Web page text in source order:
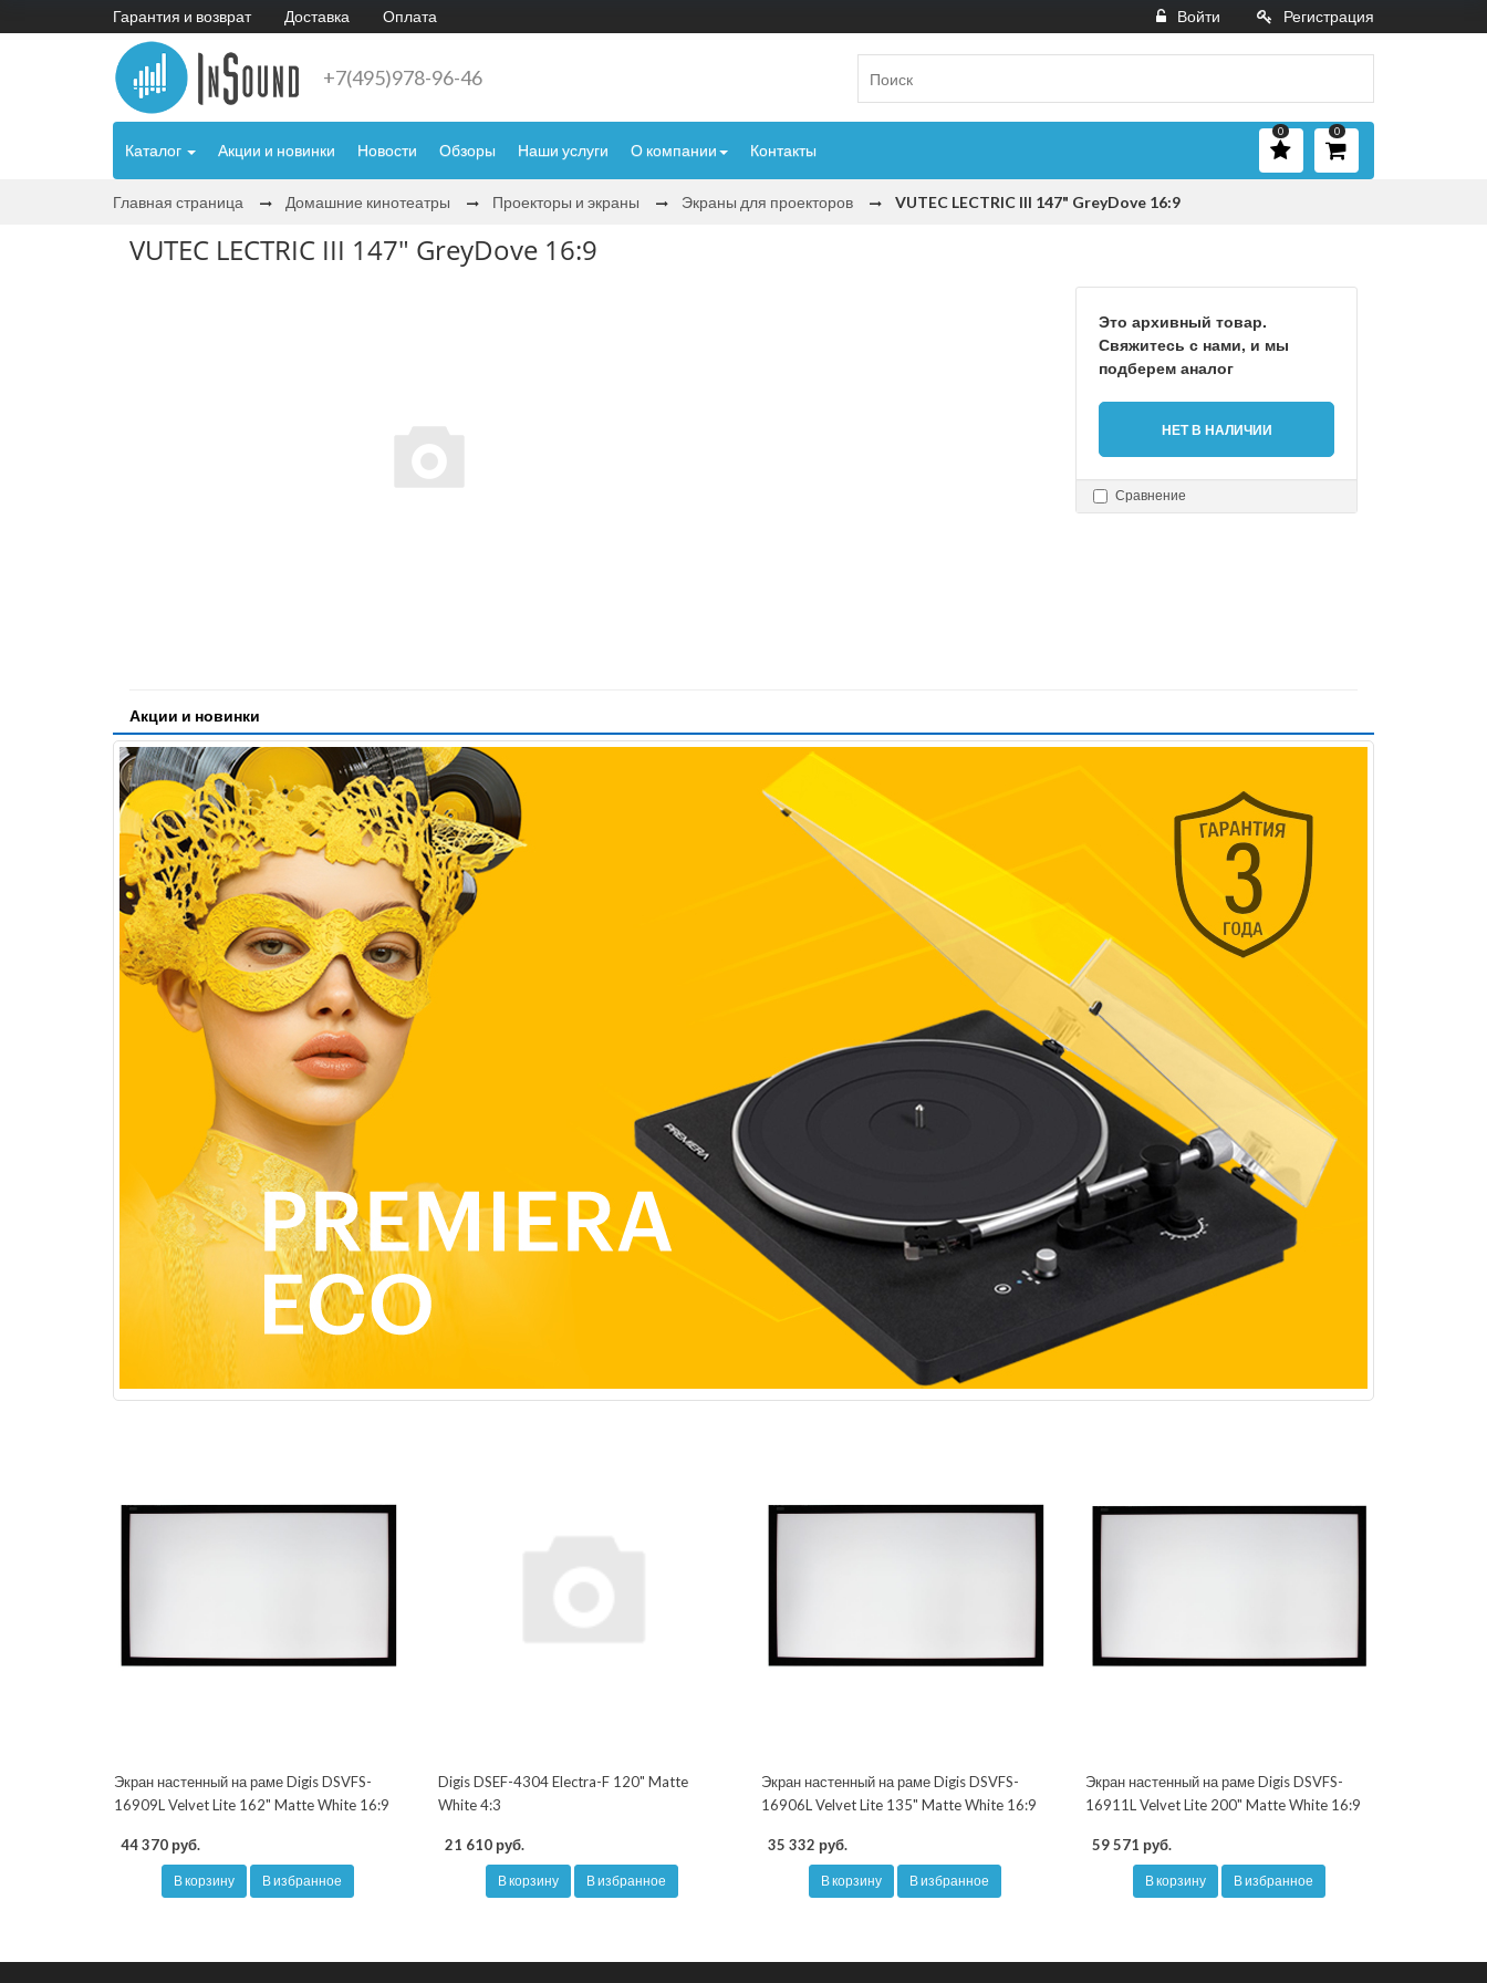
Гарантия и возврат Доставка Оплата Войти Регистрация
+7(495)978-96-46
Каталог Акции и новинки Новости Обзоры Наши услуги О компании Контакты
0
0
Главная страница Домашние кинотеатры Проекторы и экраны Экраны для проекторов VUTEC LECTRIC III 147" GreyDove 16:9
VUTEC LECTRIC III 147" GreyDove 16:9
Это архивный товар.
Свяжитесь с нами, и мы
подберем аналог
НЕТ В НАЛИЧИИ
Сравнение
Акции и новинки
Экран настенный на раме Digis DSVFS-
16909L Velvet Lite 162" Matte White 16:9
44 370 руб.
В корзину В избранное
Digis DSEF-4304 Electra-F 120" Matte
White 4:3
21 610 руб.
В корзину В избранное
Экран настенный на раме Digis DSVFS-
16906L Velvet Lite 135" Matte White 16:9
35 332 руб.
В корзину В избранное
Экран настенный на раме Digis DSVFS-
16911L Velvet Lite 200" Matte White 16:9
59 571 руб.
В корзину В избранное